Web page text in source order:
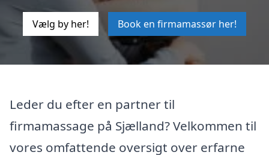
Vælg by her! Book en firmamassør her!
Leder du efter en partner til
firmamassage på Sjælland? Velkommen til
vores omfattende oversigt over erfarne